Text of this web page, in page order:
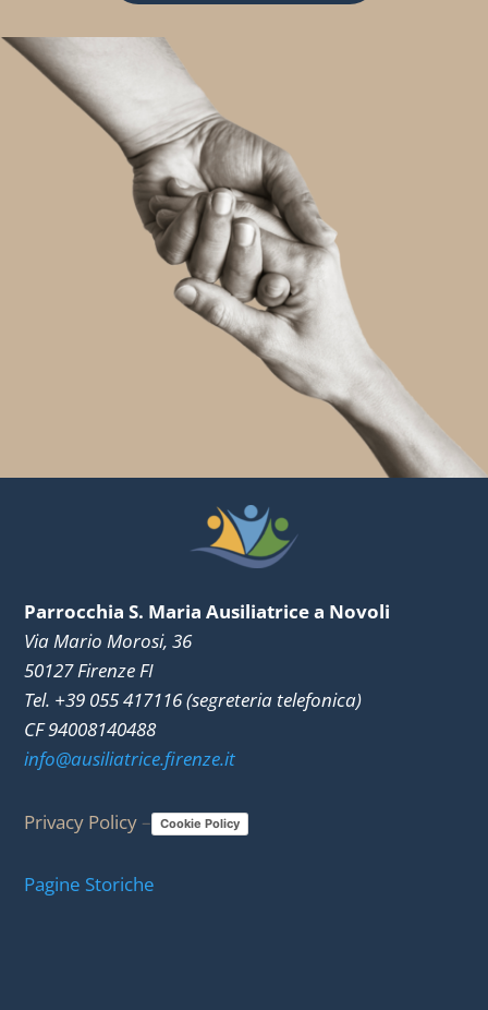
Parrocchia S. Maria Ausiliatrice a Novoli
Via Mario Morosi, 36
50127 Firenze FI
Tel. +39 055 417116 (segreteria telefonica)
CF 94008140488
info@ausiliatrice.firenze.it
Privacy Policy – Cookie Policy
Pagine Storiche